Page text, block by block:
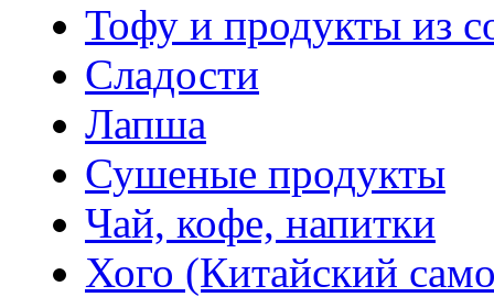
Тофу и продукты из
Сладости
Лапша
Сушеные продукты
Чай, кофе, напитки
Хого (Китайский